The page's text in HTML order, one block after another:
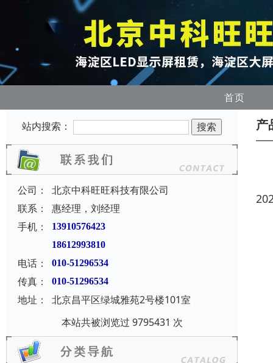
首页
站内搜索：
公司：
北京中科旺旺科技有限公司
联系：
惠经理，刘经理
手机：
13910576423
18612993810
电话： 010-51296534
传真： 010-51296534
地址：
北京昌平区绿城雅苑2号楼101室
本站共被浏览过 9795431 次
产